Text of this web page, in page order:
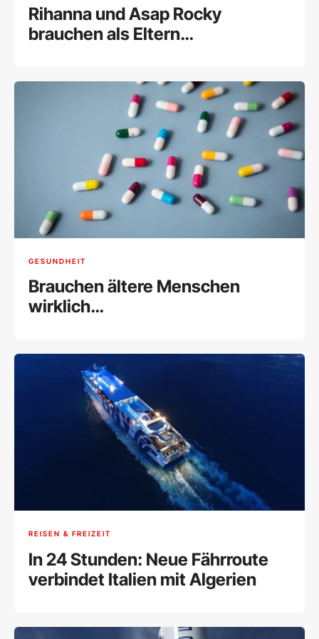
Rihanna und Asap Rocky
brauchen als Eltern
GESUNDHEIT
Brauchen ältere Menschen
wirklich
REISEN & FREIZEIT
In 24 Stunden: Neue Fährroute
verbindet Italien mit Algerien